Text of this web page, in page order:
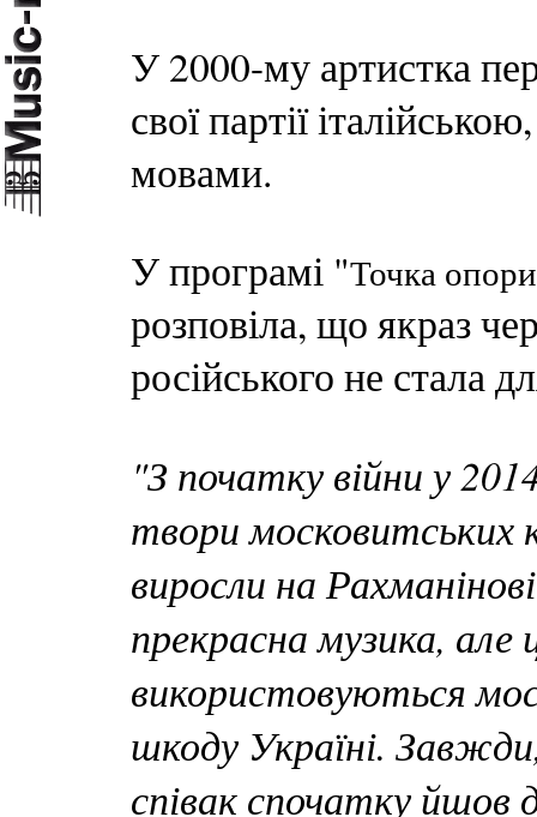
У 2000-му артистка
свої партії
мовами.
У програмі "Точка опори
розповіла, що якраз
російського не стала
"З початку війни у
твори московитських
виросли на
прекрасна музика, але
використовуються
шкоду Україні.
співак спочатку йшов